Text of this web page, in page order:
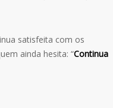
satisfeita com os
ainda hesita: “Continua